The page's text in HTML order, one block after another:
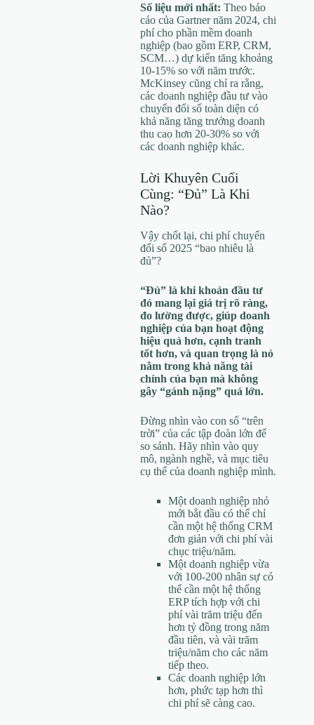
Số liệu mới nhất: Theo báo
cáo của Gartner năm 2024, chi
phí cho phần mềm doanh
nghiệp (bao gồm ERP, CRM,
SCM…) dự kiến tăng khoảng
10-15% so với năm trước.
McKinsey cũng chỉ ra rằng,
các doanh nghiệp đầu tư vào
chuyển đổi số toàn diện có
khả năng tăng trưởng doanh
thu cao hơn 20-30% so với
các doanh nghiệp khác.
Lời Khuyên Cuối
Cùng: “Đủ” Là Khi
Nào?
Vậy chốt lại, chi phí chuyển
đổi số 2025 “bao nhiêu là
đủ”?
“Đủ” là khi khoản đầu tư
đó mang lại giá trị rõ ràng,
đo lường được, giúp doanh
nghiệp của bạn hoạt động
hiệu quả hơn, cạnh tranh
tốt hơn, và quan trọng là nó
nằm trong khả năng tài
chính của bạn mà không
gây “gánh nặng” quá lớn.
Đừng nhìn vào con số “trên
trời” của các tập đoàn lớn để
so sánh. Hãy nhìn vào quy
mô, ngành nghề, và mục tiêu
cụ thể của doanh nghiệp mình.
Một doanh nghiệp nhỏ
mới bắt đầu có thể chỉ
cần một hệ thống CRM
đơn giản với chi phí vài
chục triệu/năm.
Một doanh nghiệp vừa
với 100-200 nhân sự có
thể cần một hệ thống
ERP tích hợp với chi
phí vài trăm triệu đến
hơn tỷ đồng trong năm
đầu tiên, và vài trăm
triệu/năm cho các năm
tiếp theo.
Các doanh nghiệp lớn
hơn, phức tạp hơn thì
chi phí sẽ càng cao.